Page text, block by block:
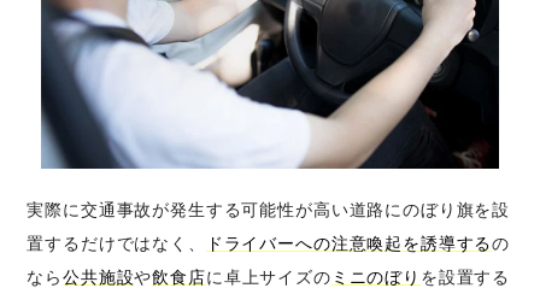
実際に交通事故が発生する可能性が高い道路にのぼり旗を設
置するだけではなく、
ドライバーへの注意喚起を誘導するの
なら公共施設や飲食店に卓上サイズの ミニのぼり を設置する